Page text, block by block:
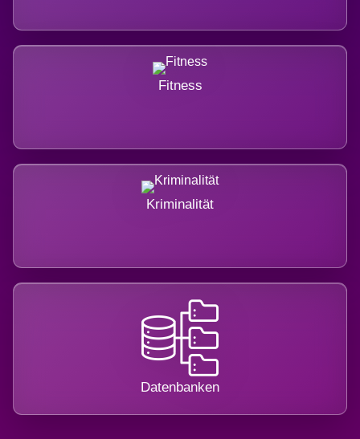
Fitness
Kriminalität
Datenbanken